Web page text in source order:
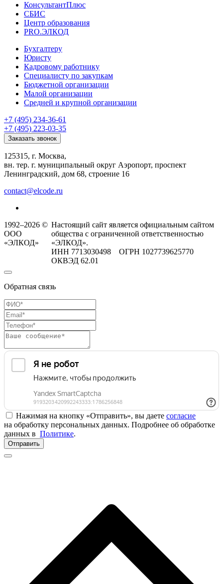
КонсультантПлюс
СБИС
Центр образования
PRO.ЭЛКОД
Бухгалтеру
Юристу
Кадровому работнику
Специалисту по закупкам
Бюджетной организации
Малой организации
Средней и крупной организации
+7 (495) 234-36-61
+7 (495) 223-03-35
Заказать звонок
125315, г. Москва,
вн. тер. г. муниципальный округ Аэропорт, проспект
Ленинградский, дом 68, строение 16
contact@elcode.ru
1992–2026 ©
ООО
«ЭЛКОД»
Настоящий сайт является официальным сайтом
общества с ограниченной ответственностью
«ЭЛКОД».
ИНН 7713030498 ОГРН 1027739625770
ОКВЭД 62.01
Обратная связь
Нажимая на кнопку «Отправить», вы даете согласие
на обработку персональных данных. Подробнее об обработке
данных в Политике.
Отправить